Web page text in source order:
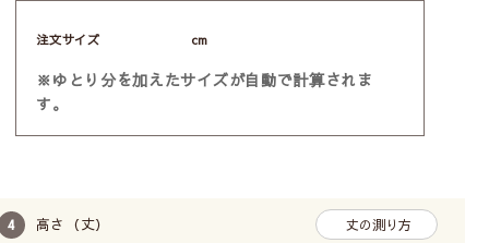
によく合います。
注文サイズ cm
※ゆとり分を加えたサイズが自動で計算されま
す。
高さ（丈） 丈の測り方